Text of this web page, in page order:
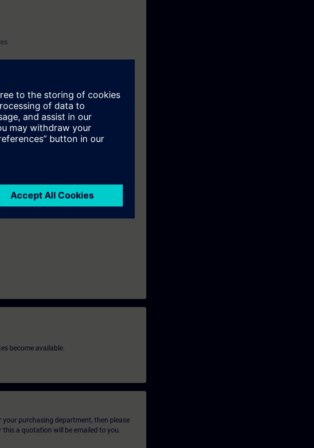
foutmeldingen
U kunt de regelparameters
van een fout.
become available.
purchasing department, then please
a quotation will be emailed to you.